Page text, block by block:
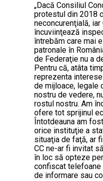
„Dacă Consiliul
protestul din 2018
neconcurenţială, iar
încuviinţează
întrebăm care mai
patronale în
de Federaţie nu a
Pentru că, atâta
reprezenta
de mijloace, legale
nostru de vedere,
rostul nostru. Am
ofere tot sprijinul
Întotdeauna am
orice instituţie a
situaţia de faţă, ar
CC ne-ar fi invitat
în loc să opteze
confiscat
de informare sau